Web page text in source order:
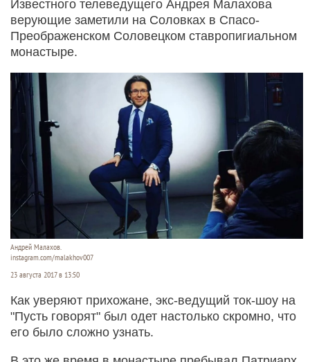
Известного телеведущего Андрея Малахова
верующие заметили на Соловках в Спасо-
Преображенском Соловецком ставропигиальном
монастыре.
Андрей Малахов.
instagram.com/malakhov007
23 августа 2017 в 13:50
Как уверяют прихожане, экс-ведущий ток-шоу на
"Пусть говорят" был одет настолько скромно, что
его было сложно узнать.